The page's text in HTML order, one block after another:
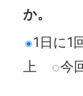
か。
1日に1
上
今